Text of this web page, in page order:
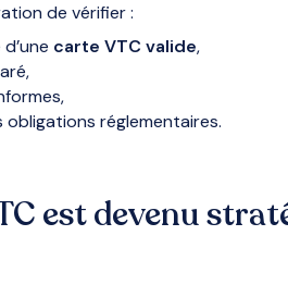
de vérifier :
carte VTC valide,
réglementaires.
est devenu